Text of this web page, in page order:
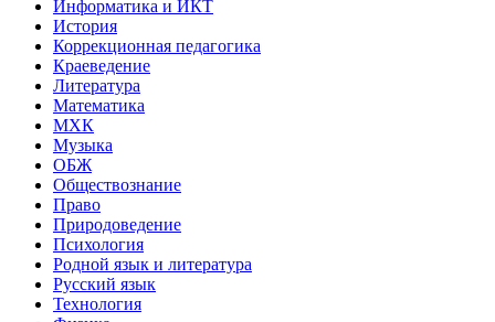
Информатика и ИКТ
История
Коррекционная педагогика
Краеведение
Литература
Математика
МХК
Музыка
ОБЖ
Обществознание
Право
Природоведение
Психология
Родной язык и литература
Русский язык
Технология